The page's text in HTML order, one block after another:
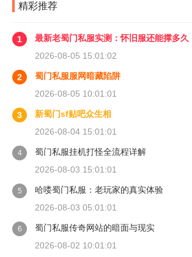
精彩推荐
1
最新老蜀门私服实测：怀旧服还能撑多久
2026-08-05 15:01:02
2
蜀门私服服网暗藏陷阱
2026-08-05 10:01:01
3
新蜀门sf贴吧众生相
2026-08-04 15:01:01
4
蜀门私服挂机打怪全流程详解
2026-08-03 15:01:01
5
哈喽蜀门私服：老玩家的真实体验
2026-08-03 05:01:01
6
蜀门私服传奇网站的暗面与现实
2026-08-02 10:01:01